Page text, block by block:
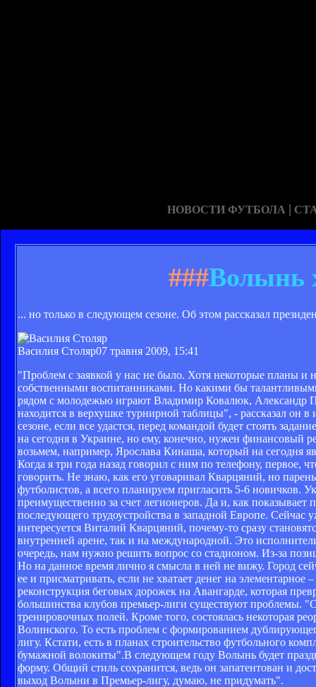
НОВОСТИ ФУТБОЛА |
###Волынь
... но только в следующем сезоне. Об этом рассказал
Василия Столяр07 травня 2009, 15:41
"Проблем с заявкой у нас не было. Хотя некоторые планы и
собственными воспитанниками. Но какими бы
рядом с молодежью играют Владимир Ковалюк, Александр
находится в верхушке турнирной таблицы", - рассказал
сезоне, если все удастся, перед командой будет стоять
на сегодня в Украине, но ему, конечно, нужен финансовый
возьмем, например, Ярослава Кинаша, который на сегодня
Когда я три года назад говорил с ним по телефону,
говорить. Не знаю, как его уговаривал Кварцяний, но
футболистов, а всего планируем пригласить 5-6 новичков.
преимущественно за счет легионеров. Да и, как
последующего трудоустройства в западной Европе.
интересуется Виталий Кварцяний, почему-то сразу
внутренней арене, так и на международной. Это
очередь, нам нужно решить вопрос со стадионом. Из-за
Но на данное время лично я смысла в ней не вижу. Город
ее и присматривать, если не хватает денег на
реконструкция беговых дорожек на Авангарде, которая
большинства клубов премьер-лиги существуют проблемы.
тренировочных полей. Кроме того, состоялась некоторая
Волинского. То есть проблем с формированием
лигу. Кстати, есть в планах строительство футбольного
бумажной волокиты".В следующем году Волынь будет
форму. Общий стиль сохранится, ведь он запатентован и
выход Волыни в Премьер-лигу, думаю, не придумать".